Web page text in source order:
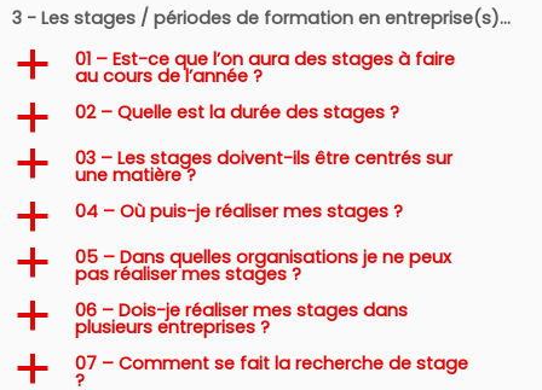
3 - Les stages / périodes de formation en entreprise(s)…
a 01 – Est-ce que l’on aura des stages à faire
au cours de l’année ?
a 02 – Quelle est la durée des stages ?
a 03 – Les stages doivent-ils être centrés sur
une matière ?
a 04 – Où puis-je réaliser mes stages ?
a 05 – Dans quelles organisations je ne peux
pas réaliser mes stages ?
a 06 – Dois-je réaliser mes stages dans
plusieurs entreprises ?
a 07 – Comment se fait la recherche de stage
?